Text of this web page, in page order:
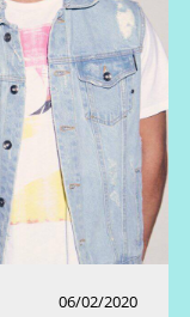
06/02/2020